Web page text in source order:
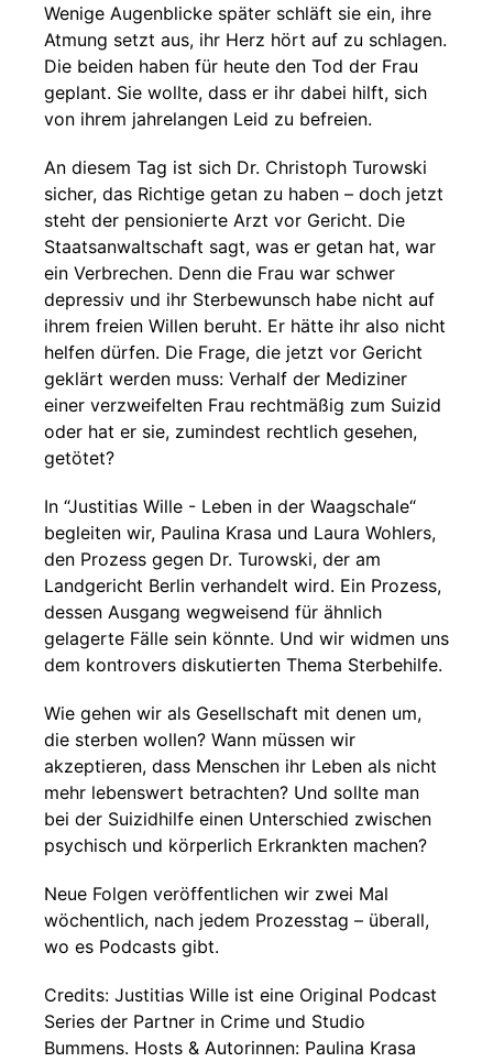
Wenige Augenblicke später schläft sie ein, ihre
Atmung setzt aus, ihr Herz hört auf zu schlagen.
Die beiden haben für heute den Tod der Frau
geplant. Sie wollte, dass er ihr dabei hilft, sich
von ihrem jahrelangen Leid zu befreien.
An diesem Tag ist sich Dr. Christoph Turowski
sicher, das Richtige getan zu haben – doch jetzt
steht der pensionierte Arzt vor Gericht. Die
Staatsanwaltschaft sagt, was er getan hat, war
ein Verbrechen. Denn die Frau war schwer
depressiv und ihr Sterbewunsch habe nicht auf
ihrem freien Willen beruht. Er hätte ihr also nicht
helfen dürfen. Die Frage, die jetzt vor Gericht
geklärt werden muss: Verhalf der Mediziner
einer verzweifelten Frau rechtmäßig zum Suizid
oder hat er sie, zumindest rechtlich gesehen,
getötet?
In “Justitias Wille - Leben in der Waagschale“
begleiten wir, Paulina Krasa und Laura Wohlers,
den Prozess gegen Dr. Turowski, der am
Landgericht Berlin verhandelt wird. Ein Prozess,
dessen Ausgang wegweisend für ähnlich
gelagerte Fälle sein könnte. Und wir widmen uns
dem kontrovers diskutierten Thema Sterbehilfe.
Wie gehen wir als Gesellschaft mit denen um,
die sterben wollen? Wann müssen wir
akzeptieren, dass Menschen ihr Leben als nicht
mehr lebenswert betrachten? Und sollte man
bei der Suizidhilfe einen Unterschied zwischen
psychisch und körperlich Erkrankten machen?
Neue Folgen veröffentlichen wir zwei Mal
wöchentlich, nach jedem Prozesstag – überall,
wo es Podcasts gibt.
Credits: Justitias Wille ist eine Original Podcast
Series der Partner in Crime und Studio
Bummens. Hosts & Autorinnen: Paulina Krasa